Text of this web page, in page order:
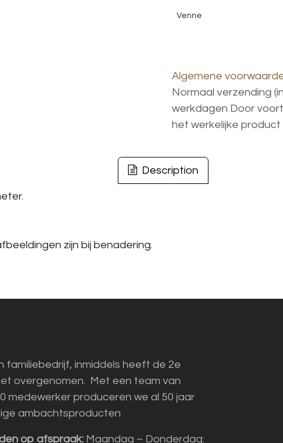
Venne
Algemene
Normaal verzending
werkdagen Door
het werkelijke product
Description
zijn bij benadering.
familiebedrijf, inmiddels heeft de 2e
overgenomen. Met een team van
medewerker produceren we al 50 jaar
ambachtsproducten
op afspraak: Maandag – Donderdag: